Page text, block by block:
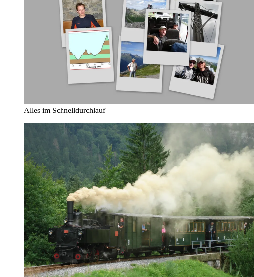
Alles im Schnelldurchlauf